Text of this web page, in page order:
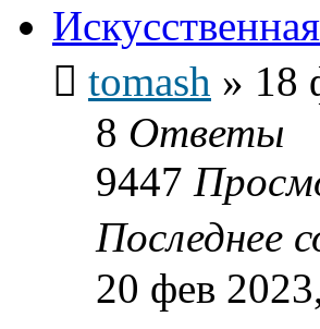
tomash » 18
8 Ответы
9447
Последнее
20 фев